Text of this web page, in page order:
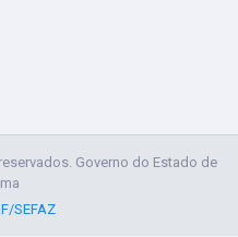
Governo do Estado de
SEFAZ